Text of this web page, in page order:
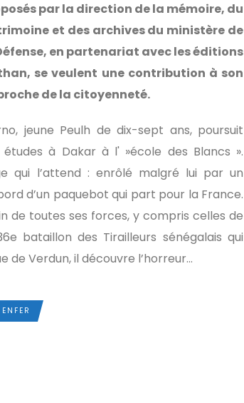
par la direction de la mémoire, du
et des archives du ministère de
en partenariat avec les éditions
se veulent une contribution à son
de la citoyenneté.
jeune Peulh de dix-sept ans, poursuit
études à Dakar à l' »école des Blancs ».
qui l’attend : enrôlé malgré lui par un
d’un paquebot qui part pour la France.
de toutes ses forces, y compris celles de
bataillon des Tirailleurs sénégalais qui
de Verdun, il découvre l’horreur…